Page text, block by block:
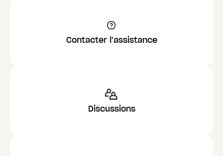
Contacter l'assistance
Discussions